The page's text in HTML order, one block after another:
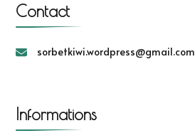
Contact
sorbetkiwi.wordpress@gmail.com
Informations